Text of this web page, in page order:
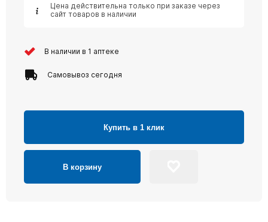
Цена действительна только при заказе через
сайт товаров в наличии
В наличии в 1 аптеке
Самовывоз сегодня
Купить в 1 клик
В корзину